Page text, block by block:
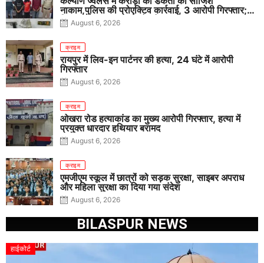
नाकाम,पुलिस की प्रोएक्टिव कार्रवाई, 3 आरोपी गिरफ्तार;
पिस्टल, कारतूस, चाकू और मोबाइल बरामद
August 6, 2026
क्राइम
रायपुर में लिव-इन पार्टनर की हत्या, 24 घंटे में आरोपी
गिरफ्तार
August 6, 2026
क्राइम
ओखरा रोड हत्याकांड का मुख्य आरोपी गिरफ्तार, हत्या में
प्रयुक्त धारदार हथियार बरामद
August 6, 2026
क्राइम
एमजीएम स्कूल में छात्रों को सड़क सुरक्षा, साइबर अपराध
और महिला सुरक्षा का दिया गया संदेश
August 6, 2026
BILASPUR NEWS
हाईकोर्ट